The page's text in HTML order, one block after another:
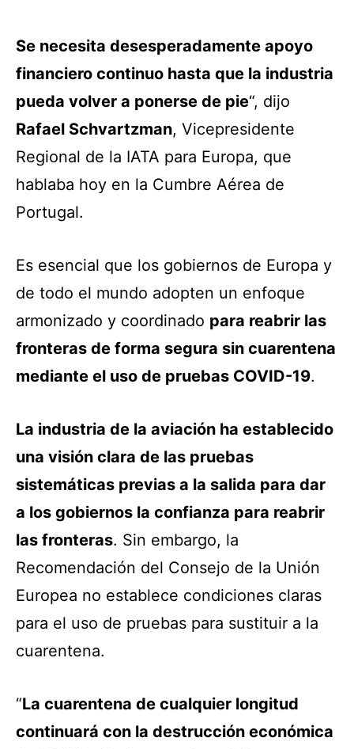
Se necesita desesperadamente apoyo
financiero continuo hasta que la industria
pueda volver a ponerse de pie“, dijo
Rafael Schvartzman, Vicepresidente
Regional de la IATA para Europa, que
hablaba hoy en la Cumbre Aérea de
Portugal.
Es esencial que los gobiernos de Europa y
de todo el mundo adopten un enfoque
armonizado y coordinado para reabrir las
fronteras de forma segura sin cuarentena
mediante el uso de pruebas COVID-19.
La industria de la aviación ha establecido
una visión clara de las pruebas
sistemáticas previas a la salida para dar
a los gobiernos la confianza para reabrir
las fronteras. Sin embargo, la
Recomendación del Consejo de la Unión
Europea no establece condiciones claras
para el uso de pruebas para sustituir a la
cuarentena.
“La cuarentena de cualquier longitud
continuará con la destrucción económica